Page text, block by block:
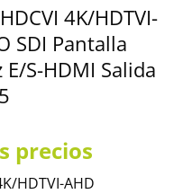
4K/HDTVI-
SDI Pantalla
S-HDMI Salida
precios
HDTVI-AHD